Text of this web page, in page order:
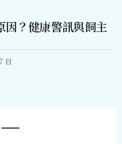
因？健康警訊與飼主
日